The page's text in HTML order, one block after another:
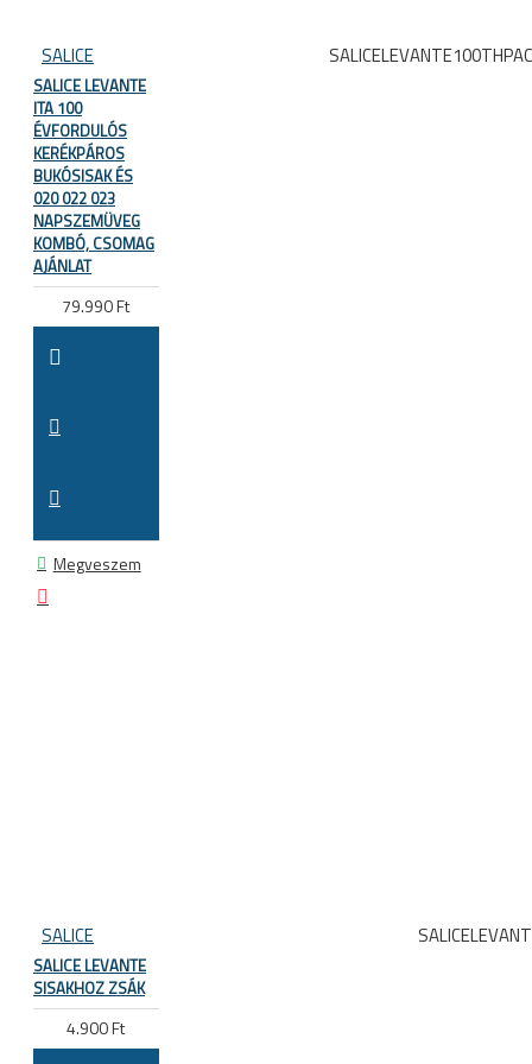
SALICE
SALICE LEVANTE
ITA 100
ÉVFORDULÓS
KERÉKPÁROS
BUKÓSISAK ÉS
020 022 023
NAPSZEMÜVEG
KOMBÓ, CSOMAG
AJÁNLAT
79.990 Ft
Megveszem
SALICE
SALICE LEVANTE
SISAKHOZ ZSÁK
4.900 Ft